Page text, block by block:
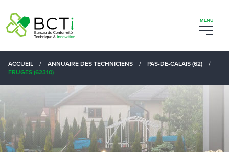
ACCUEIL / ANNUAIRE DES TECHNICIENS / PAS-DE-CALAIS (62)
/
FRUGES (62310)